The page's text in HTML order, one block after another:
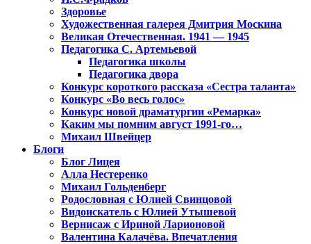
Здоровье
Художественная галерея Дмитрия Москина
Великая Отечественная. 1941 — 1945
Педагогика С. Артемьевой
Педагогика школы
Педагогика двора
Конкурс короткого рассказа «Сестра таланта»
Конкурс «Во весь голос»
Конкурс новой драматургии «Ремарка»
Каким мы помним август 1991-го…
Михаил Швейцер
Блоги
Блог Лицея
Алла Нестеренко
Михаил Гольденберг
Родословная с Юлией Свинцовой
Видоискатель с Юлией Утышевой
Вернисаж с Ириной Ларионовой
Валентина Калачёва. Впечатления